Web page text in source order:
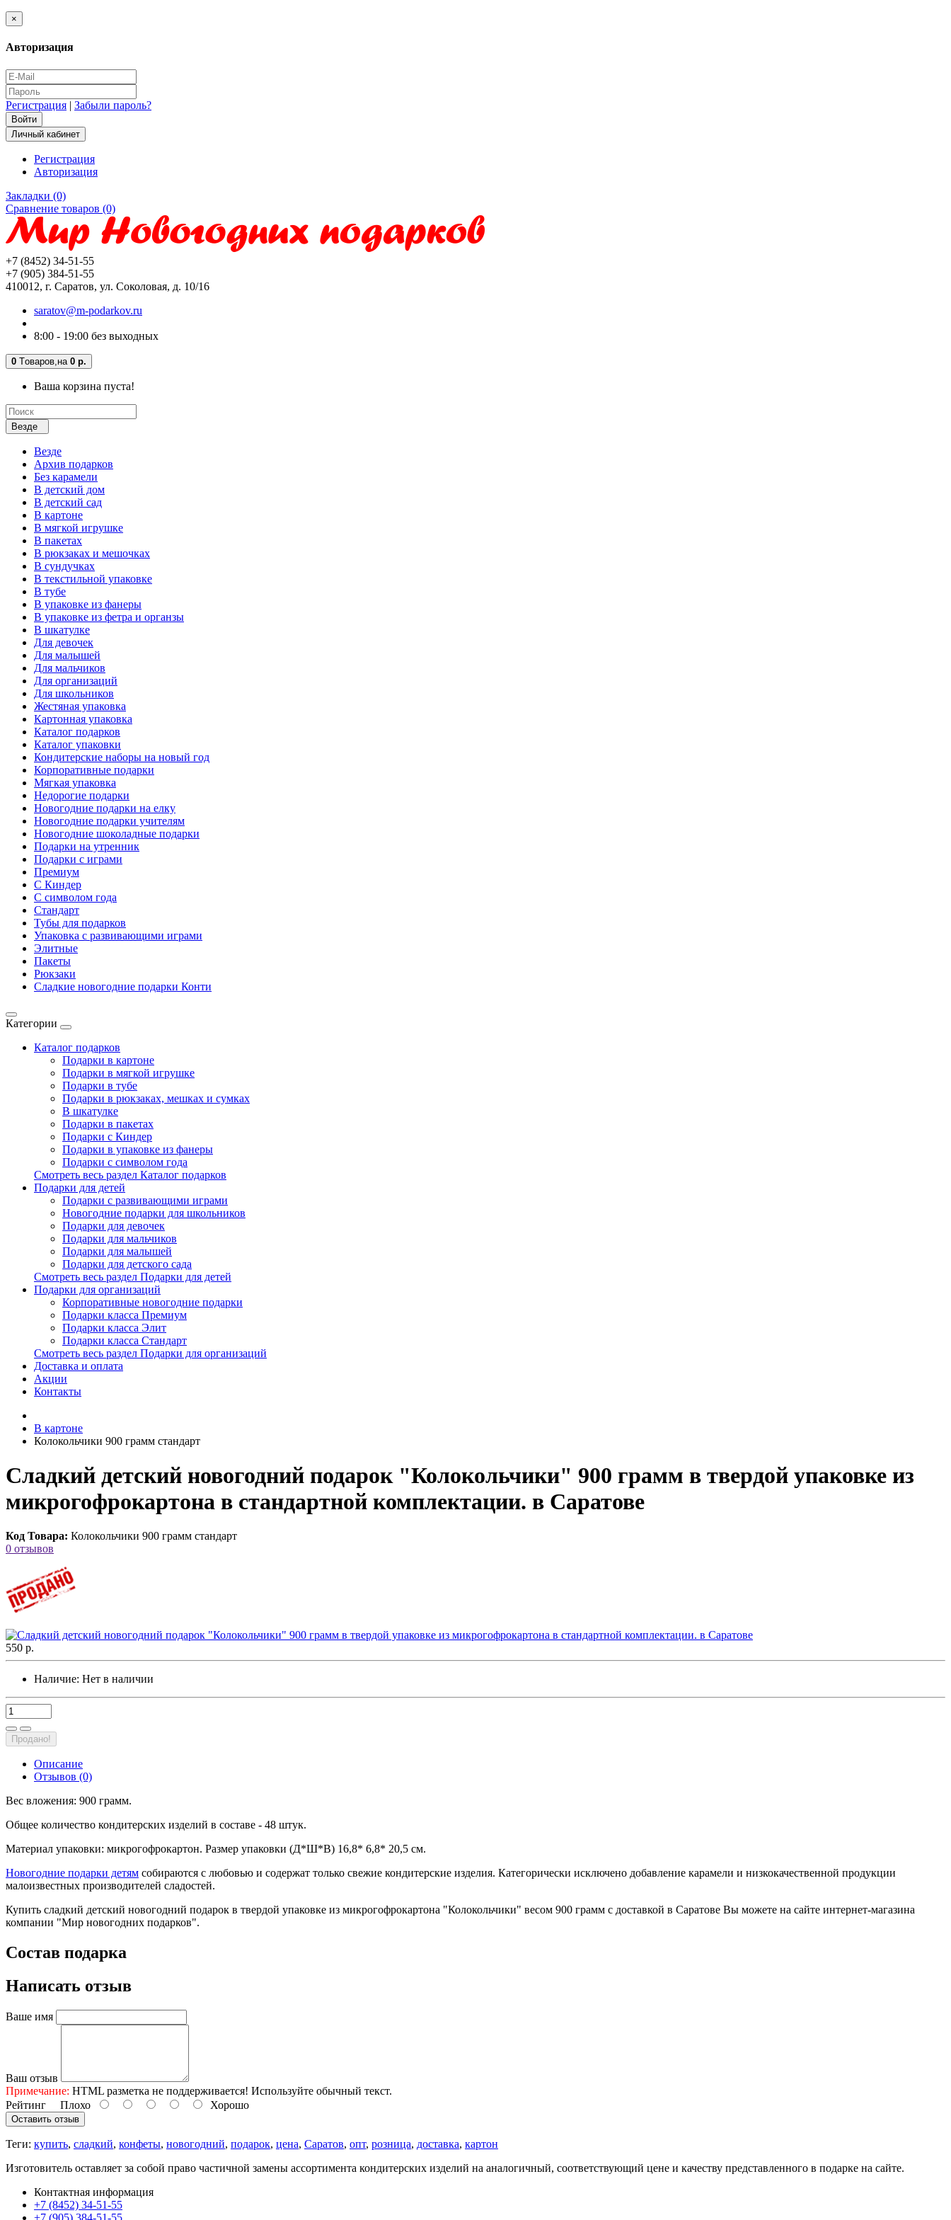
×
Авторизация
Регистрация | Забыли пароль?
Личный кабинет
Регистрация
Авторизация
Закладки (0)
Сравнение товаров (0)
+7 (8452) 34-51-55
+7 (905) 384-51-55
410012, г. Саратов, ул. Соколовая, д. 10/16
saratov@m-podarkov.ru
8:00 - 19:00 без выходных
0 Tоваров, на 0 р.
Ваша корзина пуста!
Везде
Везде
Архив подарков
Без карамели
В детский дом
В детский сад
В картоне
В мягкой игрушке
В пакетах
В рюкзаках и мешочках
В сундучках
В текстильной упаковке
В тубе
В упаковке из фанеры
В упаковке из фетра и органзы
В шкатулке
Для девочек
Для малышей
Для мальчиков
Для организаций
Для школьников
Жестяная упаковка
Картонная упаковка
Каталог подарков
Каталог упаковки
Кондитерские наборы на новый год
Корпоративные подарки
Мягкая упаковка
Недорогие подарки
Новогодние подарки на елку
Новогодние подарки учителям
Новогодние шоколадные подарки
Подарки на утренник
Подарки с играми
Премиум
С Киндер
С символом года
Стандарт
Тубы для подарков
Упаковка с развивающими играми
Элитные
Пакеты
Рюкзаки
Сладкие новогодние подарки Конти
Категории
Каталог подарков
Подарки в картоне
Подарки в мягкой игрушке
Подарки в тубе
Подарки в рюкзаках, мешках и сумках
В шкатулке
Подарки в пакетах
Подарки с Киндер
Подарки в упаковке из фанеры
Подарки с символом года
Смотреть весь раздел Каталог подарков
Подарки для детей
Подарки с развивающими играми
Новогодние подарки для школьников
Подарки для девочек
Подарки для мальчиков
Подарки для малышей
Подарки для детского сада
Смотреть весь раздел Подарки для детей
Подарки для организаций
Корпоративные новогодние подарки
Подарки класса Премиум
Подарки класса Элит
Подарки класса Стандарт
Смотреть весь раздел Подарки для организаций
Доставка и оплата
Акции
Контакты
В картоне
Колокольчики 900 грамм стандарт
Сладкий детский новогодний подарок "Колокольчики" 900 грамм в твердой упаковке из
микрогофрокартона в стандартной комплектации. в Саратове
Код Товара: Колокольчики 900 грамм стандарт
0 отзывов
550 р.
Наличие: Нет в наличии
Продано!
Описание
Отзывов (0)
Вес вложения: 900 грамм.
Общее количество кондитерских изделий в составе - 48 штук.
Материал упаковки: микрогофрокартон. Размер упаковки (Д*Ш*В) 16,8* 6,8* 20,5 см.
Новогодние подарки детям собираются с любовью и содержат только свежие кондитерские изделия. Категорически исключено добавление карамели и низкокачественной продукции
малоизвестных производителей сладостей.
Купить сладкий детский новогодний подарок в твердой упаковке из микрогофрокартона "Колокольчики" весом 900 грамм с доставкой в Саратове Вы можете на сайте интернет-магазина
компании "Мир новогодних подарков".
Состав подарка
Написать отзыв
Ваше имя
Ваш отзыв
Примечание: HTML разметка не поддерживается! Используйте обычный текст.
Рейтинг Плохо Хорошо
Оставить отзыв
Теги: купить, сладкий, конфеты, новогодний, подарок, цена, Саратов, опт, розница, доставка, картон
Изготовитель оставляет за собой право частичной замены ассортимента кондитерских изделий на аналогичный, соответствующий цене и качеству представленного в подарке на сайте.
Контактная информация
+7 (8452) 34-51-55